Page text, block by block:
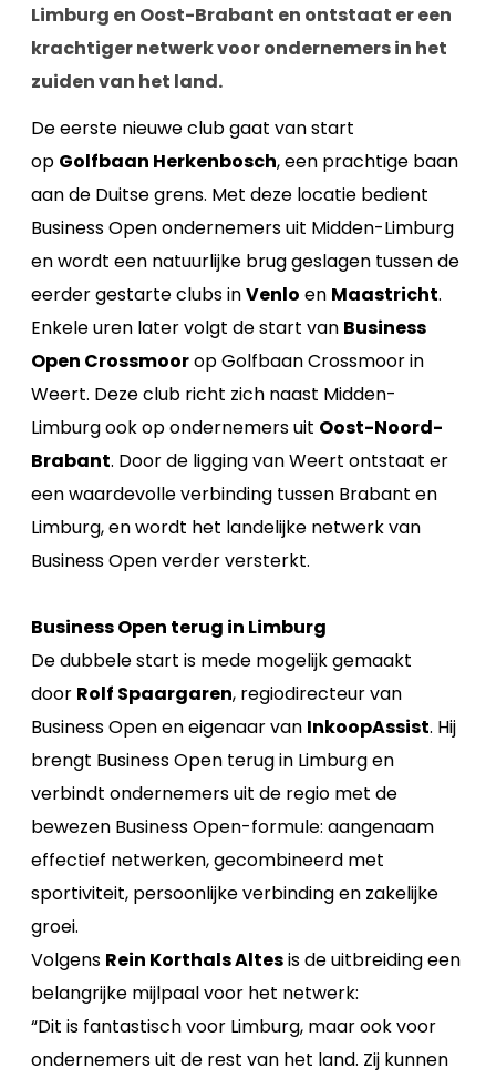
Limburg en Oost-Brabant en ontstaat er een
krachtiger netwerk voor ondernemers in het
zuiden van het land.
De eerste nieuwe club gaat van start
op Golfbaan Herkenbosch, een prachtige baan
aan de Duitse grens. Met deze locatie bedient
Business Open ondernemers uit Midden-Limburg
en wordt een natuurlijke brug geslagen tussen de
eerder gestarte clubs inVenlo en Maastricht.
Enkele uren later volgt de start van Business
Open Crossmoorop Golfbaan Crossmoor in
Weert. Deze club richt zich naast Midden-
Limburg ook op ondernemers uit Oost-Noord-
Brabant. Door de ligging van Weert ontstaat er
een waardevolle verbinding tussen Brabant en
Limburg, en wordt het landelijke netwerk van
Business Open verder versterkt.
Business Open terug in Limburg
De dubbele start is mede mogelijk gemaakt
door Rolf Spaargaren, regiodirecteur van
Business Open en eigenaar van InkoopAssist. Hij
brengt Business Open terug in Limburg en
verbindt ondernemers uit de regio met de
bewezen Business Open-formule: aangenaam
effectief netwerken, gecombineerd met
sportiviteit, persoonlijke verbinding en zakelijke
groei.
Volgens Rein Korthals Altesis de uitbreiding een
belangrijke mijlpaal voor het netwerk:
“Dit is fantastisch voor Limburg, maar ook voor
ondernemers uit de rest van het land. Zij kunnen